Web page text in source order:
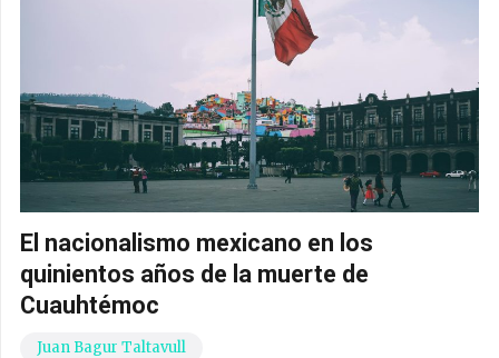
El nacionalismo mexicano en los
quinientos años de la muerte de
Cuauhtémoc
Juan Bagur Taltavull